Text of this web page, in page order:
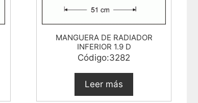
MANGUERA DE RADIADOR
INFERIOR 1.9 D
Código:3282
Leer más